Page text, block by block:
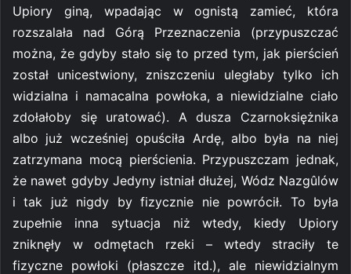
Upiory giną, wpadając w ognistą zamieć, która
rozszalała nad Górą Przeznaczenia (przypuszczać
można, że gdyby stało się to przed tym, jak pierścień
został unicestwiony, zniszczeniu uległaby tylko ich
widzialna i namacalna powłoka, a niewidzialne ciało
zdołałoby się uratować). A dusza Czarnoksiężnika
albo już wcześniej opuściła Ardę, albo była na niej
zatrzymana mocą pierścienia. Przypuszczam jednak,
że nawet gdyby Jedyny istniał dłużej, Wódz Nazgûlów
i tak już nigdy by fizycznie nie powrócił. To była
zupełnie inna sytuacja niż wtedy, kiedy Upiory
zniknęły w odmętach rzeki – wtedy straciły te
fizyczne powłoki (płaszcze itd.), ale niewidzialnym